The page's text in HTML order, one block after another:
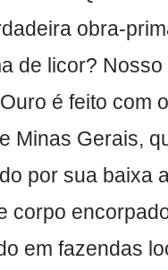
obra-
de licor?
é feito com
Minas Gerais,
por sua baixa
corpo
em fazendas